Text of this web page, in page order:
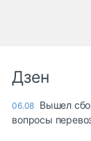
Дзен
06.08 Вышел
вопросы